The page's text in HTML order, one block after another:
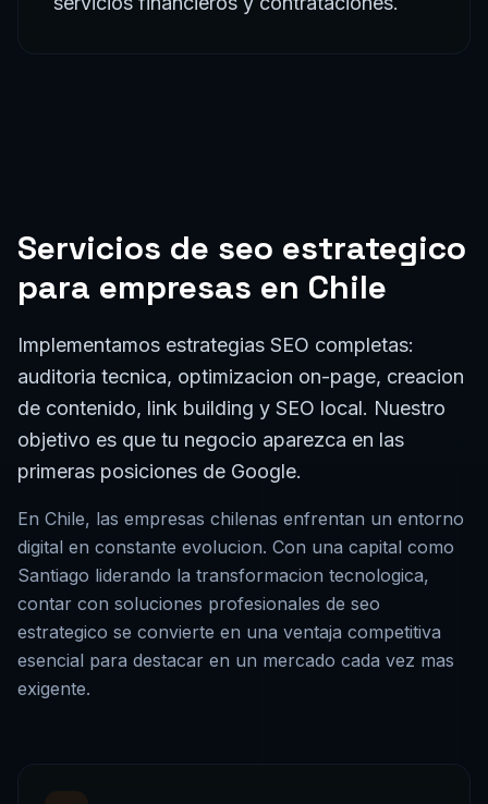
Servicios de seo estrategico
para empresas en Chile
Implementamos estrategias SEO completas:
auditoria tecnica, optimizacion on-page, creacion
de contenido, link building y SEO local. Nuestro
objetivo es que tu negocio aparezca en las
primeras posiciones de Google.
En Chile, las empresas chilenas enfrentan un entorno
digital en constante evolucion. Con una capital como
Santiago liderando la transformacion tecnologica,
contar con soluciones profesionales de seo
estrategico se convierte en una ventaja competitiva
esencial para destacar en un mercado cada vez mas
exigente.